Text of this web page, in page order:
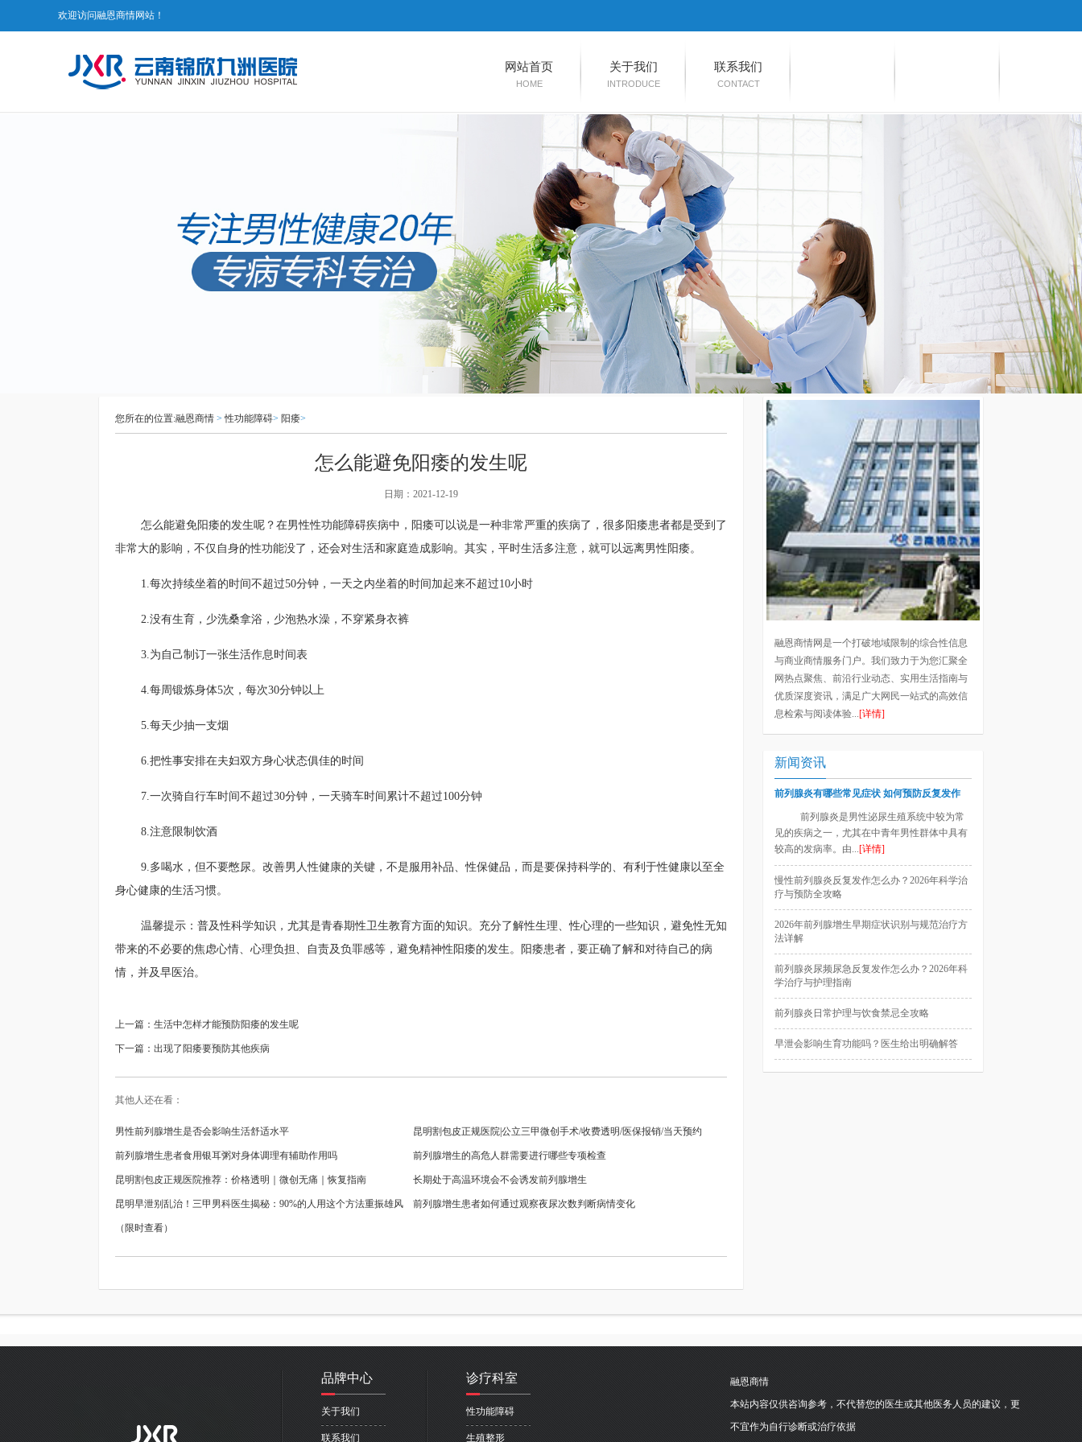
欢迎访问融恩商情网站！
网站首页
HOME
关于我们
INTRODUCE
联系我们
CONTACT
您所在的位置:融恩商情 >性功能障碍> 阳痿>
怎么能避免阳痿的发生呢
日期： 2021-12-19
怎么能避免阳痿的发生呢？在男性性功能障碍疾病中，阳痿可以说是一种非常严重的疾病了，很多阳痿患者都是受到了
非常大的影响，不仅自身的性功能没了，还会对生活和家庭造成影响。其实，平时生活多注意，就可以远离男性阳痿。
1.每次持续坐着的时间不超过50分钟，一天之内坐着的时间加起来不超过10小时
2.没有生育，少洗桑拿浴，少泡热水澡，不穿紧身衣裤
3.为自己制订一张生活作息时间表
4.每周锻炼身体5次，每次30分钟以上
5.每天少抽一支烟
6.把性事安排在夫妇双方身心状态俱佳的时间
7.一次骑自行车时间不超过30分钟，一天骑车时间累计不超过100分钟
8.注意限制饮酒
9.多喝水，但不要憋尿。改善男人性健康的关键，不是服用补品、性保健品，而是要保持科学的、有利于性健康以至全
身心健康的生活习惯。
温馨提示：普及性科学知识，尤其是青春期性卫生教育方面的知识。充分了解性生理、性心理的一些知识，避免性无知
带来的不必要的焦虑心情、心理负担、自责及负罪感等，避免精神性阳痿的发生。阳痿患者，要正确了解和对待自己的病
情，并及早医治。
上一篇： 生活中怎样才能预防阳痿的发生呢
下一篇： 出现了阳痿要预防其他疾病
其他人还在看：
男性前列腺增生是否会影响生活舒适水平 昆明割包皮正规医院|公立三甲微创手术/收费透明/医保报销/当天预约
前列腺增生患者食用银耳粥对身体调理有辅助作用吗 前列腺增生的高危人群需要进行哪些专项检查
昆明割包皮正规医院推荐：价格透明｜微创无痛｜恢复指南 长期处于高温环境会不会诱发前列腺增生
昆明早泄别乱治！三甲男科医生揭秘：90%的人用这个方法重振雄风
（限时查看）
前列腺增生患者如何通过观察夜尿次数判断病情变化
融恩商情网是一个打破地域限制的综合性信息
与商业商情服务门户。我们致力于为您汇聚全
网热点聚焦、前沿行业动态、实用生活指南与
优质深度资讯，满足广大网民一站式的高效信
息检索与阅读体验... [详情]
新闻资讯
前列腺炎有哪些常见症状 如何预防反复发作
前列腺炎是男性泌尿生殖系统中较为常
见的疾病之一，尤其在中青年男性群体中具有
较高的发病率。由... [详情]
慢性前列腺炎反复发作怎么办？2026年科学治
疗与预防全攻略
2026年前列腺增生早期症状识别与规范治疗方
法详解
前列腺炎尿频尿急反复发作怎么办？2026年科
学治疗与护理指南
前列腺炎日常护理与饮食禁忌全攻略
早泄会影响生育功能吗？医生给出明确解答
品牌中心
关于我们
联系我们
诊疗科室
性功能障碍
生殖整形
融恩商情
本站内容仅供咨询参考，不代替您的医生或其他医务人员的建议，更
不宜作为自行诊断或治疗依据